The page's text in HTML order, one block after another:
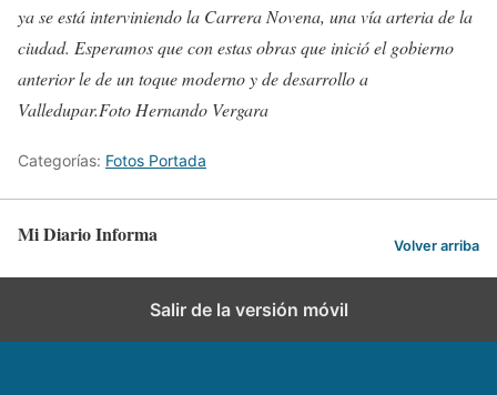
ya se está interviniendo la Carrera Novena, una vía arteria de la
ciudad. Esperamos que con estas obras que inició el gobierno
anterior le de un toque moderno y de desarrollo a
Valledupar.Foto Hernando Vergara
Categorías: Fotos Portada
Mi Diario Informa Volver arriba
Salir de la versión móvil